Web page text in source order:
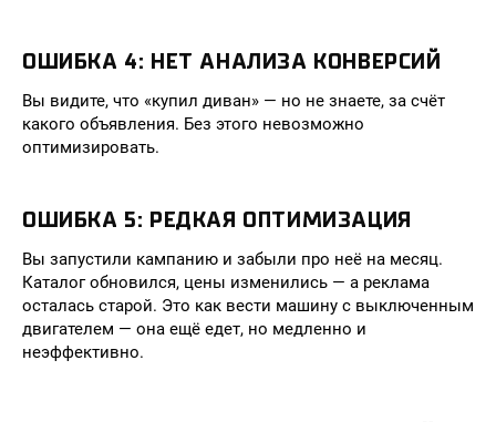
ОШИБКА 4: НЕТ АНАЛИЗА КОНВЕРСИЙ
Вы видите, что «купил диван» — но не знаете, за счёт
какого объявления. Без этого невозможно
оптимизировать.
ОШИБКА 5: РЕДКАЯ ОПТИМИЗАЦИЯ
Вы запустили кампанию и забыли про неё на месяц.
Каталог обновился, цены изменились — а реклама
осталась старой. Это как вести машину с выключенным
двигателем — она ещё едет, но медленно и
неэффективно.